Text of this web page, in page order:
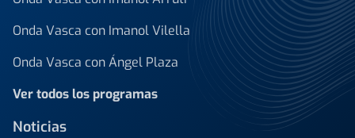
Onda Vasca con Imanol Vilella
Onda Vasca con Ángel Plaza
Ver todos los programas
Noticias